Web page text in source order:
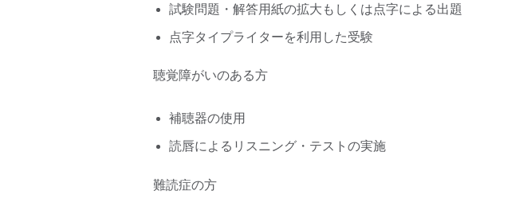
試験問題・解答用紙の拡大もしくは点字による出題
点字タイプライターを利用した受験
聴覚障がいのある方
補聴器の使用
読唇によるリスニング・テストの実施
難読症の方